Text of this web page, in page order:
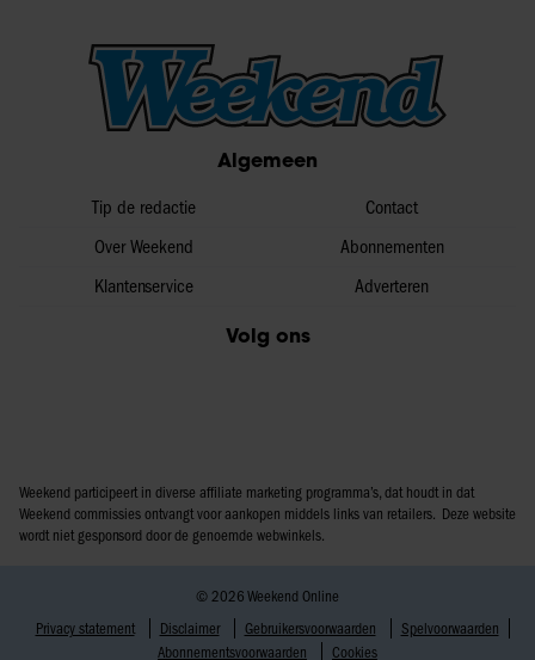
Algemeen
Tip de redactie
Over Weekend
Klantenservice
Contact
Abonnementen
Adverteren
Volg ons
Weekend participeert in diverse affiliate marketing programma’s, dat houdt in dat
Weekend commissies ontvangt voor aankopen middels links van retailers. Deze website
wordt niet gesponsord door de genoemde webwinkels.
© 2026 Weekend Online
Privacy statement
Disclaimer Gebruikersvoorwaarden
Spelvoorwaarden
Abonnementsvoorwaarden
Cookies